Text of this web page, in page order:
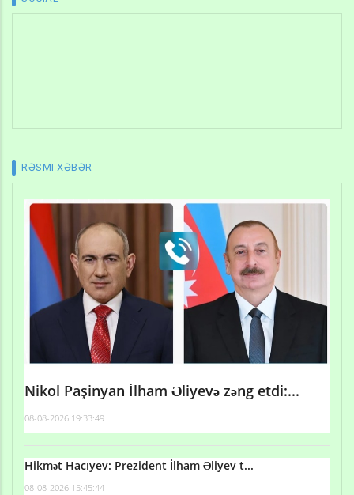
RƏSMI XƏBƏR
Nikol Paşinyan İlham Əliyevə zəng etdi:...
08-08-2026 19:33:49
Hikmət Hacıyev: Prezident İlham Əliyev t...
08-08-2026 15:45:44